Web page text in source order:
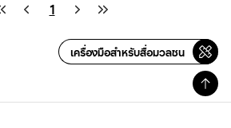
1
เครื่องมือสำหรับสื่อมวลชน